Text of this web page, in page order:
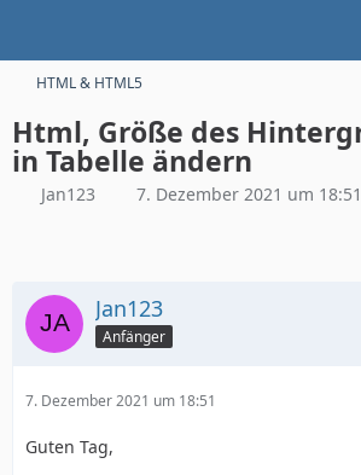
HTML & HTML5
Html, Größe des
in Tabelle ändern
Jan123 7. Dezember 2021 um 18:51
Jan123
Anfänger
7. Dezember 2021 um 18:51
Guten Tag,